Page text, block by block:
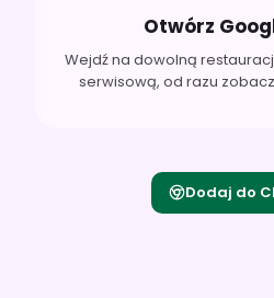
Otwórz
Wejdź na dowolną
serwisową, od razu
Dodaj do